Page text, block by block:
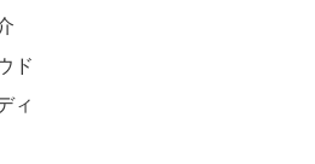
ド
ィ